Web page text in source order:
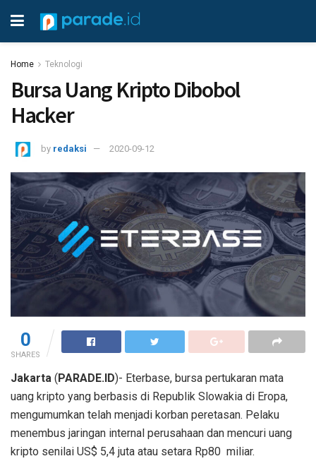
Home Teknologi
Bursa Uang Kripto Dibobol
Hacker
by redaksi 2020-09-12
0
SHARES
Jakarta (PARADE.ID)- Eterbase, bursa pertukaran mata
uang kripto yang berbasis di Republik Slowakia di Eropa,
mengumumkan telah menjadi korban peretasan. Pelaku
menembus jaringan internal perusahaan dan mencuri uang
kripto senilai US$ 5,4 juta atau setara Rp80 miliar.